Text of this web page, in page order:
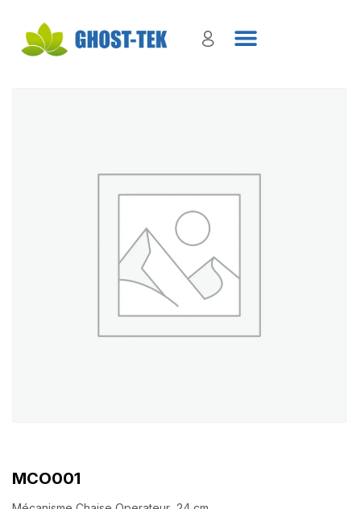
MCO001
Sign in
Log in
Create an account